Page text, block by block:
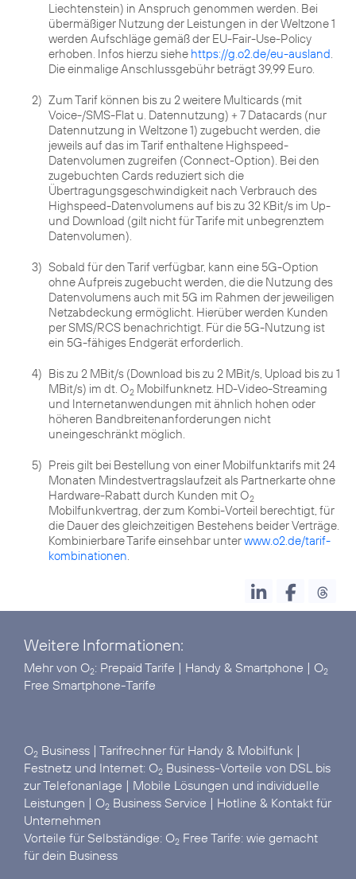
Liechtenstein) in Anspruch genommen werden. Bei
übermäßiger Nutzung der Leistungen in der Weltzone 1
werden Aufschläge gemäß der EU-Fair-Use-Policy
erhoben. Infos hierzu siehe https://g.o2.de/eu-ausland
Die einmalige Anschlussgebühr beträgt 39,99 Euro.
2) Zum Tarif können bis zu 2 weitere Multicards (mit
Voice-/SMS-Flat u. Datennutzung) + 7 Datacards (nur
Datennutzung in Weltzone 1) zugebucht werden, die
jeweils auf das im Tarif enthaltene Highspeed-
Datenvolumen zugreifen (Connect-Option). Bei den
zugebuchten Cards reduziert sich die
Übertragungsgeschwindigkeit nach Verbrauch des
Highspeed-Datenvolumens auf bis zu 32 KBit/s im Up-
und Download (gilt nicht für Tarife mit unbegrenztem
3) Sobald für den Tarif verfügbar, kann eine 5G-Option
ohne Aufpreis zugebucht werden, die die Nutzung des
Datenvolumens auch mit 5G im Rahmen der jeweiligen
Netzabdeckung ermöglicht. Hierüber werden Kunden
per SMS/RCS benachrichtigt. Für die 5G-Nutzung ist
ein 5G-fähiges Endgerät erforderlich.
4) Bis zu 2 MBit/s (Download bis zu 2 MBit/s, Upload bis zu 1
MBit/s) im dt. O2 Mobilfunknetz. HD-Video-Streaming
und Internetanwendungen mit ähnlich hohen oder
höheren Bandbreitenanforderungen nicht
uneingeschränkt möglich.
5) Preis gilt bei Bestellung von einer Mobilfunktarifs mit 24
Monaten Mindestvertragslaufzeit als Partnerkarte ohne
Hardware-Rabatt durch Kunden mit O2
Mobilfunkvertrag, der zum Kombi-Vorteil berechtigt, für
die Dauer des gleichzeitigen Bestehens beider Verträge.
Kombinierbare Tarife einsehbar unterwww.o2.de/tarif-
kombinationen
Weitere Informationen:
Mehr von O2: Prepaid Tarife | Handy & Smartphone | O2
Free Smartphone-Tarife
O2 Business | Tarifrechner für Handy & Mobilfunk |
Festnetz und Internet: O2 Business-Vorteile von DSL bis
zur Telefonanlage | Mobile Lösungen und individuelle
Leistungen | O2 Business Service | Hotline & Kontakt für
Unternehmen
Vorteile für Selbständige: O2 Free Tarife: wie gemacht
für dein Business